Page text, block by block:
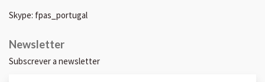
Skype: fpas_portugal
Newsletter
Subscrever a newsletter